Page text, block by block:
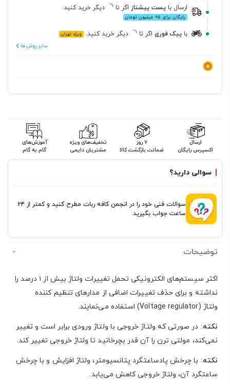
ارسال با پست پیشتاز اگر تا دیگر خرید کنید.
رایگان برای ۵+ میلیون تومان
با پیک فوری اگر تا دیگر خرید کنید.
ویژه تهران
سایر روش ها
ارسال
اکسپرس رایگان
۷ روز
ضمانت بازگشت کالا
تخفیف‌های ویژه
مشتریان دایمی
آموزش‌های
گام به گام
سوالی دارید؟
سوالات فنی خود را در انجمن کافه ربات مطرح کنید و کمتر از ۲۴
ساعت جواب بگیرید.
توضیحات
اکثر سیستم‌های الکترونیکی تحمل تغییرات ولتاژ بیش از ۱ درصد را
نداشته و برای حذف تغییرات اضافی از مدارهای تنظیم کننده
ولتاژ (Voltage regulator) استفاده می‌نمایند.
نکته: در صورتی که ولتاژ خروجی با ولتاژ ورودی برابر است و تغییر
نمی‌کند، مولتی ترن را آن قدر بچرخانید تا ولتاژ خروجی تغییر کند.
نکته: با چرخش پادساعتگرد پتانسیومتر، ولتاژ افزایش و با چرخش
ساعتگرد آن، ولتاژ خروجی کاهش می‌یابد.